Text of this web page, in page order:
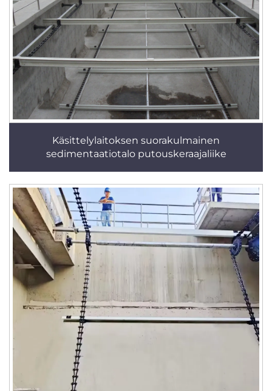
Käsittelylaitoksen suorakulmainen
sedimentaatiotalo putouskeraajaliike